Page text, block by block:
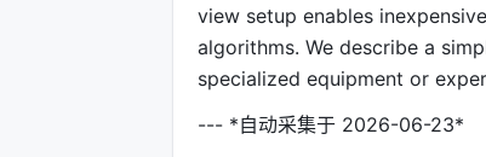
view setup enables
algorithms. We describe a
specialized equipment or
--- *自动采集于 2026-06-23*